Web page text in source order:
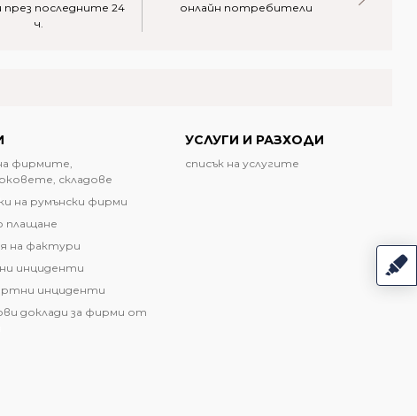
през последните 24
ч.
онлайн потребители
фирмите,
складове
на румънски фирми
плащане
на фактури
инциденти
инциденти
доклади за фирми от
УСЛУГИ И РАЗХОДИ
списък на услугите